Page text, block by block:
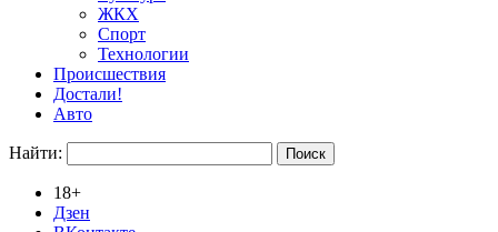
ЖКХ
Спорт
Технологии
Происшествия
Достали!
Авто
Найти:
18+
Дзен